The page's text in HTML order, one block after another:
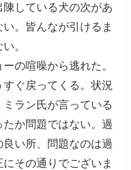
陳している犬の次があ
。皆んなが引けるま
。
の喧噪から逃れた。
ぐ戻ってくる。状況
ラン氏が言っている
か問題ではない。過
い所、問題なのは過
その通りでございま